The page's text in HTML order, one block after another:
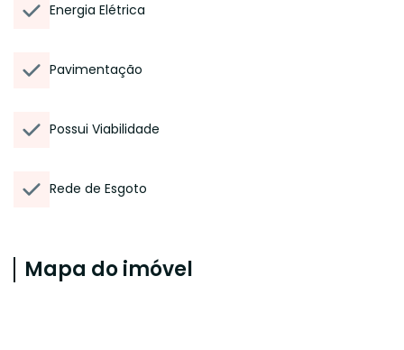
Energia Elétrica
Pavimentação
Possui Viabilidade
Rede de Esgoto
Mapa do imóvel